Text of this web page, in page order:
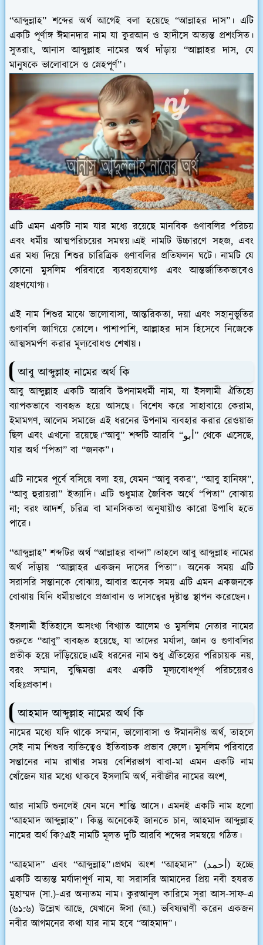
“আব্দুল্লাহ” শব্দের অর্থ আগেই বলা হয়েছে “আল্লাহর দাস”। এটি
একটি পূর্ণাঙ্গ ঈমানদার নাম যা কুরআন ও হাদীসে অত্যন্ত প্রশংসিত।
সুতরাং, আনাস আব্দুল্লাহ নামের অর্থ দাঁড়ায় “আল্লাহর দাস, যে
মানুষকে ভালোবাসে ও স্নেহপূর্ণ”।
এটি এমন একটি নাম যার মধ্যে রয়েছে মানবিক গুণাবলির পরিচয়
এবং ধর্মীয় আত্মপরিচয়ের সমন্বয়।এই নামটি উচ্চারণে সহজ, এবং
এর মধ্য দিয়ে শিশুর চারিত্রিক গুণাবলির প্রতিফলন ঘটে। নামটি যে
কোনো মুসলিম পরিবারে ব্যবহারযোগ্য এবং আন্তর্জাতিকভাবেও
গ্রহণযোগ্য।
এই নাম শিশুর মাঝে ভালোবাসা, আন্তরিকতা, দয়া এবং সহানুভূতির
গুণাবলি জাগিয়ে তোলে। পাশাপাশি, আল্লাহর দাস হিসেবে নিজেকে
আত্মসমর্পণ করার মূল্যবোধও শেখায়।
আবু আব্দুল্লাহ নামের অর্থ কি
আবু আব্দুল্লাহ একটি আরবি উপনামধর্মী নাম, যা ইসলামী ঐতিহ্যে
ব্যাপকভাবে ব্যবহৃত হয়ে আসছে। বিশেষ করে সাহাবায়ে কেরাম,
ইমামগণ, আলেম সমাজে এই ধরনের উপনাম ব্যবহার করার রেওয়াজ
ছিল এবং এখনো রয়েছে।“আবু” শব্দটি আরবি “أبو” থেকে এসেছে,
যার অর্থ “পিতা” বা “জনক”।
এটি নামের পূর্বে বসিয়ে বলা হয়, যেমন “আবু বকর”, “আবু হানিফা”,
“আবু হুরায়রা” ইত্যাদি। এটি শুধুমাত্র জৈবিক অর্থে “পিতা” বোঝায়
না; বরং আদর্শ, চরিত্র বা মানসিকতা অনুযায়ীও কারো উপাধি হতে
পারে।
“আব্দুল্লাহ” শব্দটির অর্থ “আল্লাহর বান্দা”।তাহলে আবু আব্দুল্লাহ নামের
অর্থ দাঁড়ায় “আল্লাহর একজন দাসের পিতা”। অনেক সময় এটি
সরাসরি সন্তানকে বোঝায়, আবার অনেক সময় এটি এমন একজনকে
বোঝায় যিনি ধর্মীয়ভাবে প্রজ্ঞাবান ও দাসত্বের দৃষ্টান্ত স্থাপন করেছেন।
ইসলামী ইতিহাসে অসংখ্য বিখ্যাত আলেম ও মুসলিম নেতার নামের
শুরুতে “আবু” ব্যবহৃত হয়েছে, যা তাদের মর্যাদা, জ্ঞান ও গুণাবলির
প্রতীক হয়ে দাঁড়িয়েছে।এই ধরনের নাম শুধু ঐতিহ্যের পরিচায়ক নয়,
বরং সম্মান, বুদ্ধিমত্তা এবং একটি মূল্যবোধপূর্ণ পরিচয়েরও
বহিঃপ্রকাশ।
আহমাদ আব্দুল্লাহ নামের অর্থ কি
নামের মধ্যে যদি থাকে সম্মান, ভালোবাসা ও ঈমানদীপ্ত অর্থ, তাহলে
সেই নাম শিশুর ব্যক্তিত্বেও ইতিবাচক প্রভাব ফেলে। মুসলিম পরিবারে
সন্তানের নাম রাখার সময় বেশিরভাগ বাবা-মা এমন একটি নাম
খোঁজেন যার মধ্যে থাকবে ইসলামি অর্থ, নবীজীর নামের অংশ,
আর নামটি শুনলেই যেন মনে শান্তি আসে। এমনই একটি নাম হলো
“আহমাদ আব্দুল্লাহ”। কিন্তু অনেকেই জানতে চান, আহমাদ আব্দুল্লাহ
নামের অর্থ কি?এই নামটি মূলত দুটি আরবি শব্দের সমন্বয়ে গঠিত।
“আহমাদ” এবং “আব্দুল্লাহ”।প্রথম অংশ “আহমাদ” (أحمد) হচ্ছে
একটি অত্যন্ত মর্যাদাপূর্ণ নাম, যা সরাসরি আমাদের প্রিয় নবী হযরত
মুহাম্মদ (সা.)-এর অন্যতম নাম। কুরআনুল কারিমে সূরা আস-সাফ-এ
(৬১:৬) উল্লেখ আছে, যেখানে ঈসা (আ.) ভবিষ্যদ্বাণী করেন একজন
নবীর আগমনের কথা যার নাম হবে “আহমাদ”।